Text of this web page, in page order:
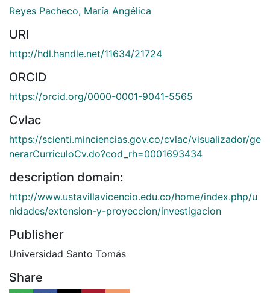
Reyes Pacheco, María Angélica
URI
http://hdl.handle.net/11634/21724
ORCID
https://orcid.org/0000-0001-9041-5565
Cvlac
https://scienti.minciencias.gov.co/cvlac/visualizador/ge
nerarCurriculoCv.do?cod_rh=0001693434
description domain:
http://www.ustavillavicencio.edu.co/home/index.php/u
nidades/extension-y-proyeccion/investigacion
Publisher
Universidad Santo Tomás
Share